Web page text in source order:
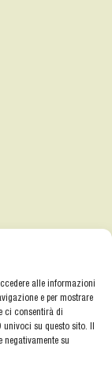
alle informazioni
e per mostrare
ci consentirà di
su questo sito. Il
negativamente su